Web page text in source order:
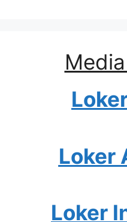
Loker
Loker